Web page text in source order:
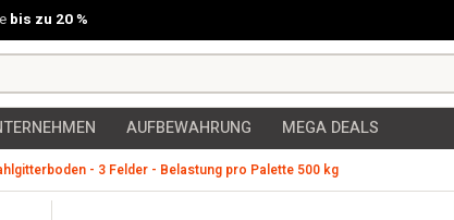
bis zu 20 %
AUFBEWAHRUNG MEGA DEALS
- 3 Felder - Belastung pro Palette 500 kg